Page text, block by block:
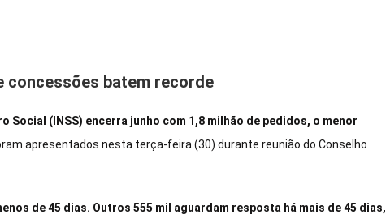
concessões batem recorde
(INSS) encerra junho com 1,8 milhão de pedidos, o menor
apresentados nesta terça-feira (30) durante reunião do Conselho
de 45 dias. Outros 555 mil aguardam resposta há mais de 45 dias,